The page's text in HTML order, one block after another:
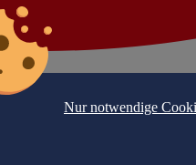
Nur notwendige